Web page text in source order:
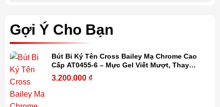
Gợi Ý Cho Bạn
Bút Bi Ký Tên Cross Bailey Mạ Chrome Cao
Cấp AT0455-6 – Mực Gel Viết Mượt, Thay
Refill Dễ Dàng, Kèm Hộp Quà
3.200.000 ₫